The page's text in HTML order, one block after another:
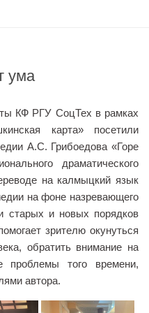
студентов на 2-ое
ума
КФ РГУ СоцТех в рамках
карта» посетили
А.С. Грибоедова «Горе
драматического
на калмыцкий язык
на фоне назревающего
старых и новых порядков
зрителю окунуться
обратить внимание на
проблемы того времени,
автора.